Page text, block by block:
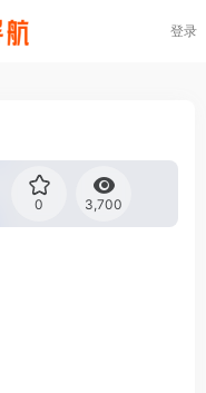
登录
0 3,700